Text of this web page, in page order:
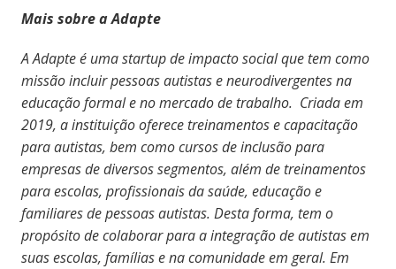
Mais sobre a Adapte
A Adapte é uma startup de impacto social que tem como
missão incluir pessoas autistas e neurodivergentes na
educação formal e no mercado de trabalho. Criada em
2019, a instituição oferece treinamentos e capacitação
para autistas, bem como cursos de inclusão para
empresas de diversos segmentos, além de treinamentos
para escolas, profissionais da saúde, educação e
familiares de pessoas autistas. Desta forma, tem o
propósito de colaborar para a integração de autistas em
suas escolas, famílias e na comunidade em geral. Em